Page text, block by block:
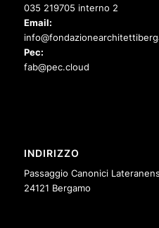
035 219705 interno 2
Email:
Pec:
fab@pec.cloud
INDIRIZZO
Passaggio Canonici
24121 Bergamo